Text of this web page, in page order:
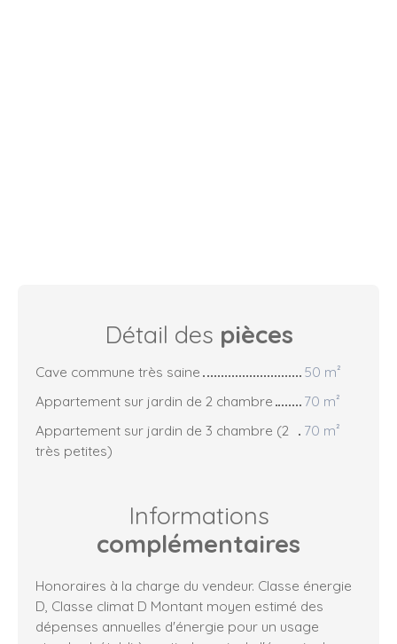
Détail des pièces
Cave commune très saine
50 m²
Appartement sur jardin de 2 chambre
70 m²
Appartement sur jardin de 3 chambre (2
très petites)
70 m²
Informations
complémentaires
Honoraires à la charge du vendeur. Classe énergie
D, Classe climat D Montant moyen estimé des
dépenses annuelles d'énergie pour un usage